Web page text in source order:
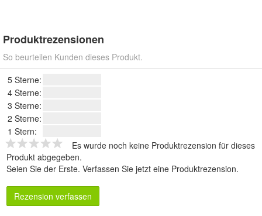
Produktrezensionen
So beurteilen Kunden dieses Produkt.
5 Sterne:
4 Sterne:
3 Sterne:
2 Sterne:
1 Stern:
Es wurde noch keine Produktrezension für dieses
Produkt abgegeben.
Seien Sie der Erste. Verfassen Sie jetzt eine Produktrezension.
Rezension verfassen